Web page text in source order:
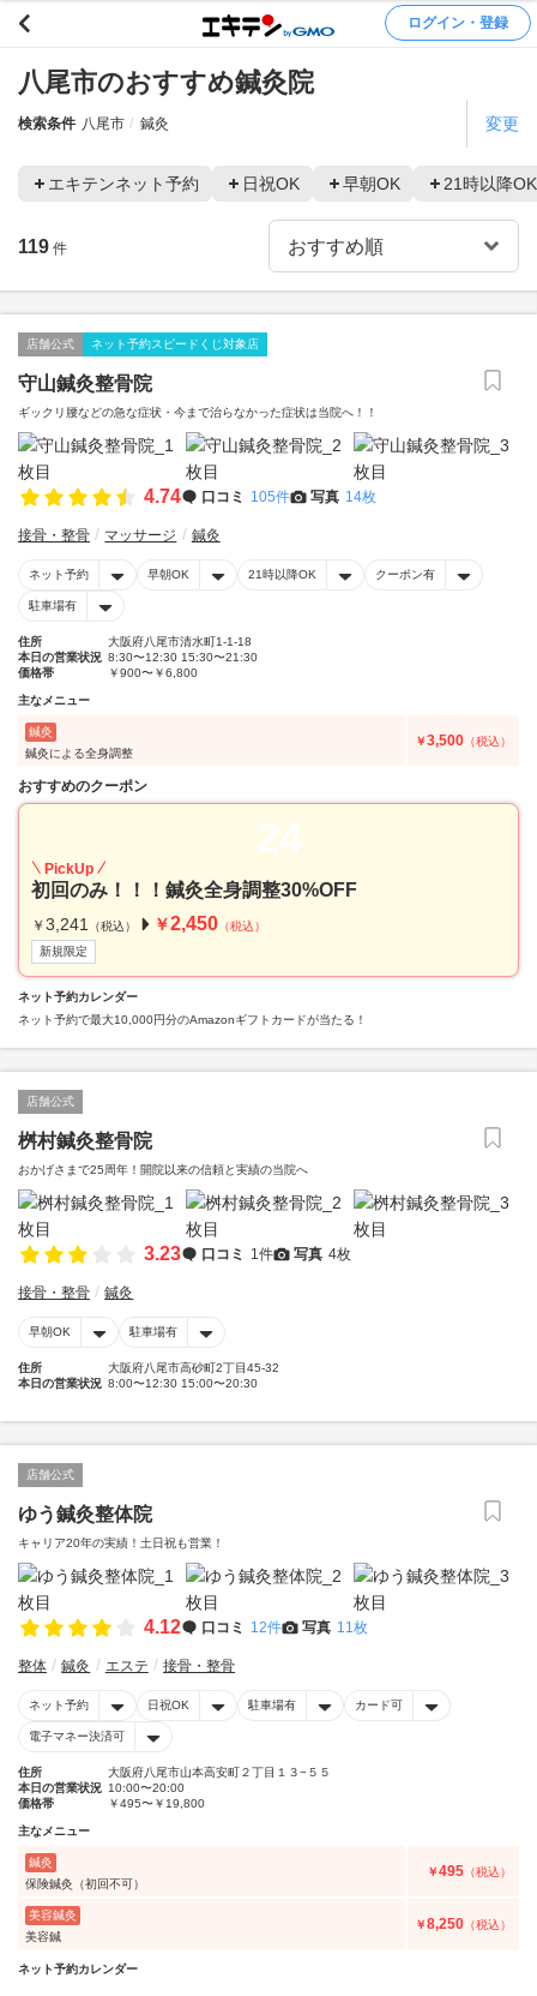
ログイン・登録
八尾市のおすすめ鍼灸院
検索条件 八尾市 鍼灸 変更
エキテンネット予約 日祝OK 早朝OK 21時以降OK
119 件
店舗公式 ネット予約スピードくじ対象店
守山鍼灸整骨院
ギックリ腰などの急な症状・今まで治らなかった症状は当院へ！！
4.74 口コミ 105件 写真 14枚
接骨・整骨 マッサージ 鍼灸
ネット予約 早朝OK 21時以降OK クーポン有
駐車場有
住所
大阪府八尾市清水町1-1-18
本日の営業状況 8:30〜12:30 15:30〜21:30
価格帯
￥900〜￥6,800
主なメニュー
鍼灸
鍼灸による全身調整
￥3,500 （税込）
おすすめのクーポン
24
PickUp
初回のみ！！！鍼灸全身調整30%OFF
￥ 3,241 （税込） ￥2,450 （税込）
新規限定
ネット予約カレンダー
ネット予約で最大10,000円分のAmazonギフトカードが当たる！
店舗公式
桝村鍼灸整骨院
おかげさまで25周年！開院以来の信頼と実績の当院へ
3.23 口コミ 1件 写真 4枚
接骨・整骨 鍼灸
早朝OK 駐車場有
住所
大阪府八尾市高砂町2丁目45-32
本日の営業状況 8:00〜12:30 15:00〜20:30
店舗公式
ゆう鍼灸整体院
キャリア20年の実績！土日祝も営業！
4.12 口コミ 12件 写真 11枚
整体 鍼灸 エステ 接骨・整骨
ネット予約 日祝OK 駐車場有 カード可
電子マネー決済可
住所
大阪府八尾市山本高安町２丁目１３−５５
本日の営業状況 10:00〜20:00
価格帯
￥495〜￥19,800
主なメニュー
鍼灸
保険鍼灸（初回不可）
￥495 （税込）
美容鍼灸
美容鍼
￥8,250 （税込）
ネット予約カレンダー